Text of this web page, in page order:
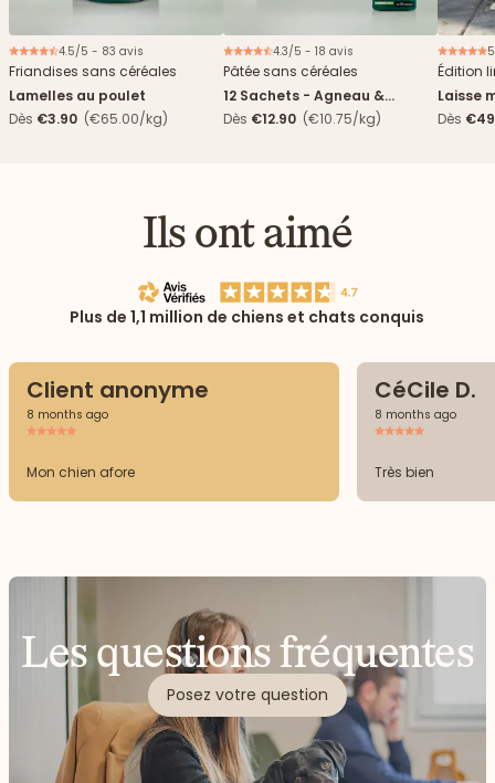
4.5/5 - 83 avis
Friandises sans céréales
Lamelles au poulet
Dès €3.90 (€65.00/kg)
4.3/5 - 18 avis
Pâtée sans céréales
12 Sachets - Agneau &
haricots verts
Dès €12.90 (€10.75/kg)
Édition
Laisse
Dès
Ils ont aimé
Plus de 1,1 million de chiens et chats conquis
Client anonyme
8 months ago
Mon chien afore
CéCile D.
8 months ago
Très bien
Les questions fréquentes
Posez votre question